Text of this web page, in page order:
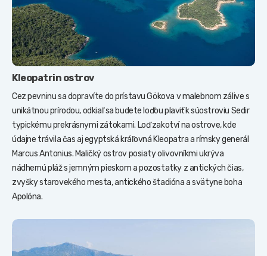
Kleopatrin ostrov
Cez pevninu sa dopravíte do prístavu Gökova v malebnom zálive s
unikátnou prírodou, odkiaľ sa budete loďou plaviť k súostroviu Sedir
typickému prekrásnymi zátokami. Loď zakotví na ostrove, kde
údajne trávila čas aj egyptská kráľovná Kleopatra a rímsky generál
Marcus Antonius. Maličký ostrov posiaty olivovníkmi ukrýva
nádhernú pláž s jemným pieskom a pozostatky z antických čias,
zvyšky starovekého mesta, antického štadióna a svätyne boha
Apolóna.